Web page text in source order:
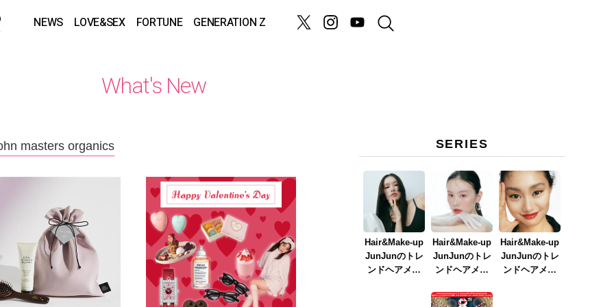
NEWS LOVE&SEX FORTUNE GENERATION Z
What's New
masters organics SERIES
Hair&Make-up
JunJunのトレ
ンドヘアメイ
Hair&Make-up
JunJunのトレ
ンドヘアメイ
イク
Hair&Make-up
JunJunのトレ
ンドヘアメイ